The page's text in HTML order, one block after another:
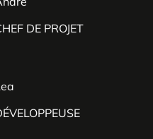
DE PROJET